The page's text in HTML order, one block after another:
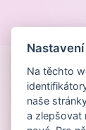
Na těchto
naše
a zlepšovat